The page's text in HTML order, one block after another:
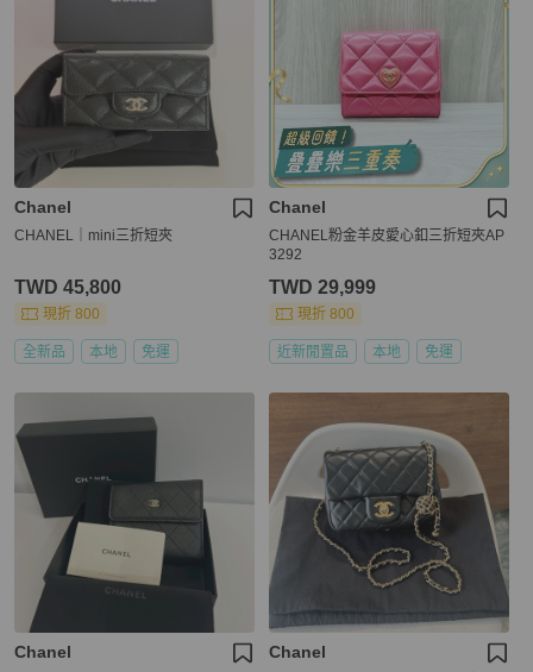
Chanel
CHANEL｜mini三折短夾
TWD 45,800
現折 800
全新品 本地 免運
Chanel
CHANEL粉金羊皮愛心釦三折短夾AP
3292
TWD 29,999
現折 800
近新閒置品 本地 免運
Chanel Chanel